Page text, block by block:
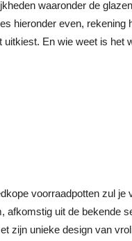
waaronder de
hieronder even, rekening
En wie weet is het
voorraadpotten zul
afkomstig uit de bekende
zijn unieke design van